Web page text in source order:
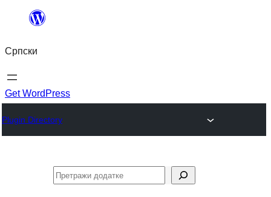
Скочи
садржај
Српски
Get WordPress
Plugin Directory
Претрага